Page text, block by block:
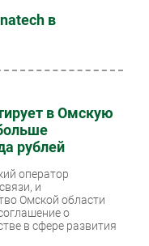
в
в Омскую
рублей
оператор
и
Омской области
о
в сфере развития